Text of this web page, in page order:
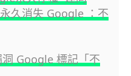
久消失 Google ：不
Google 標記「不